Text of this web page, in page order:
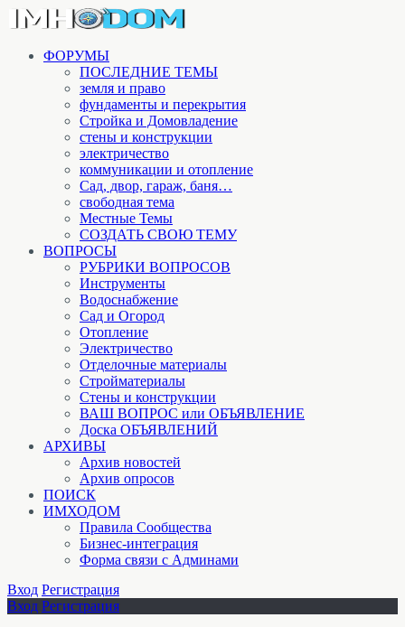
ФОРУМЫ
ПОСЛЕДНИЕ ТЕМЫ
земля и право
фундаменты и перекрытия
Стройка и Домовладение
стены и конструкции
электричество
коммуникации и отопление
Cад, двор, гараж, баня…
свободная тема
Местные Темы
СОЗДАТЬ СВОЮ ТЕМУ
ВОПРОСЫ
РУБРИКИ ВОПРОСОВ
Инструменты
Водоснабжение
Сад и Огород
Отопление
Электричество
Отделочные материалы
Стройматериалы
Стены и конструкции
ВАШ ВОПРОС или ОБЪЯВЛЕНИЕ
Доска ОБЪЯВЛЕНИЙ
АРХИВЫ
Архив новостей
Архив опросов
ПОИСК
ИМХОДОМ
Правила Сообщества
Бизнес-интеграция
Форма связи с Админами
Вход Регистрация
Вход Регистрация